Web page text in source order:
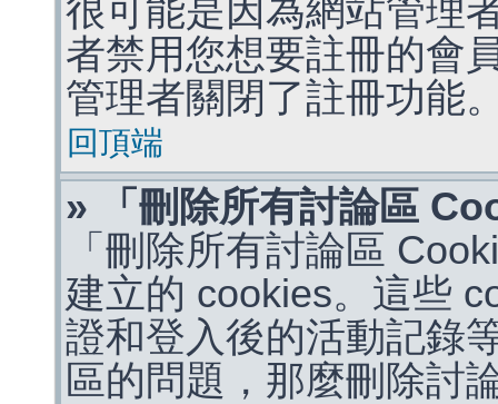
很可能是因為網站管理
者禁用您想要註冊的會
管理者關閉了註冊功能
回頂端
» 「刪除所有討論區
「刪除所有討論區
建立的 cookies。這些
證和登入後的活動記錄
區的問題，那麼刪除討